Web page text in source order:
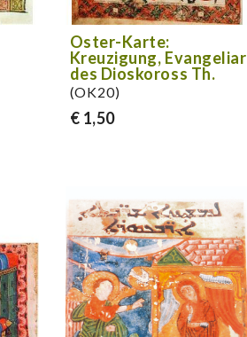
Oster-Karte:
Kreuzigung, Evangeliar
des Dioskoross Th.
(OK20)
€ 1,50